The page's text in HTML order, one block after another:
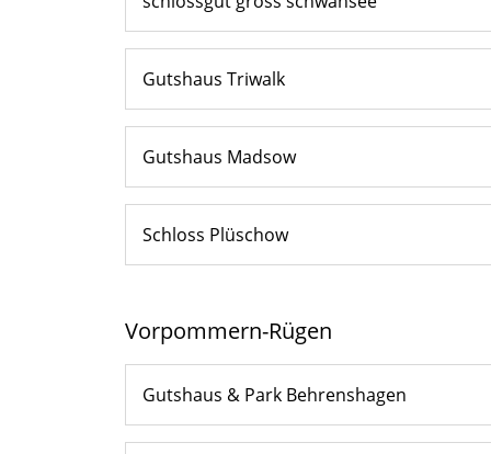
Gutshaus Triwalk
Gutshaus Madsow
Schloss Plüschow
Vorpommern-Rügen
Gutshaus & Park Behrenshagen